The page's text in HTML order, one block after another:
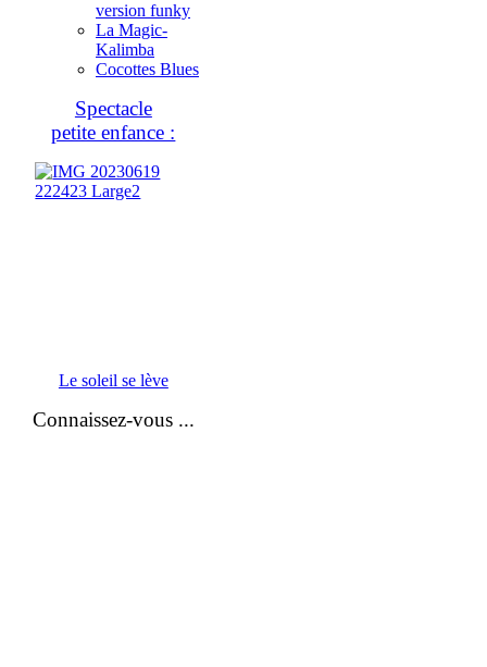
version funky
La Magic-
Kalimba
Cocottes Blues
Spectacle
petite enfance :
Le soleil se lève
Connaissez-vous ...